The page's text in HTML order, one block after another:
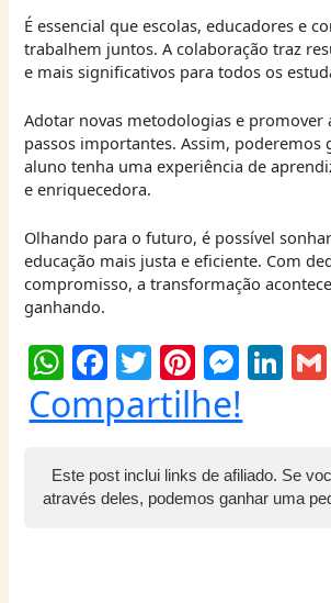
É essencial que escolas, educadores e
trabalhem juntos. A colaboração traz
e mais significativos para todos os
Adotar novas metodologias e promover
passos importantes. Assim, poderemos
aluno tenha uma experiência de
e enriquecedora.
Olhando para o futuro, é possível
educação mais justa e eficiente. Com
compromisso, a transformação
ganhando.
W
h
at
s
A
F
a
c
e
b
T
w
itt
er
Pi
nt
er
e
st
M
ss
e
n
Li
e
dI
Compartilhe!
Este post inclui links de afiliado. Se
através deles, podemos ganhar uma